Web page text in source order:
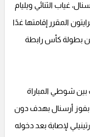
غياب الثنائي ويليام
المقرر إقامتها غدًا
من بطولة كأس رابطة
بين شوطي المباراة
بفوز أرسنال بهدف دون
لإصابة بعد دخوله